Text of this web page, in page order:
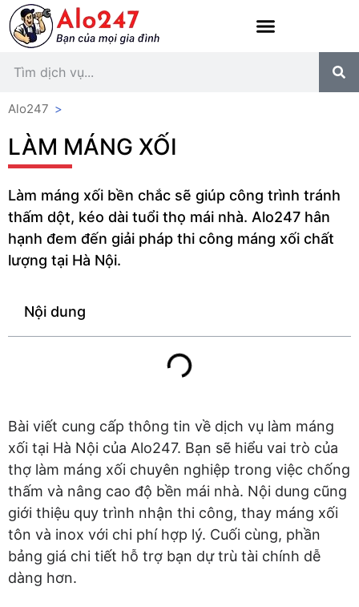
Alo247 >
LÀM MÁNG XỐI
Làm máng xối bền chắc sẽ giúp công trình tránh
thấm dột, kéo dài tuổi thọ mái nhà. Alo247 hân
hạnh đem đến giải pháp thi công máng xối chất
lượng tại Hà Nội.
Nội dung
Bài viết cung cấp thông tin về dịch vụ làm máng
xối tại Hà Nội của Alo247. Bạn sẽ hiểu vai trò của
thợ làm máng xối chuyên nghiệp trong việc chống
thấm và nâng cao độ bền mái nhà. Nội dung cũng
giới thiệu quy trình nhận thi công, thay máng xối
tôn và inox với chi phí hợp lý. Cuối cùng, phần
bảng giá chi tiết hỗ trợ bạn dự trù tài chính dễ
dàng hơn.